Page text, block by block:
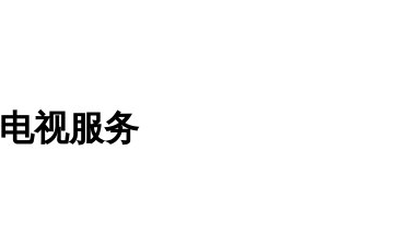
视服务